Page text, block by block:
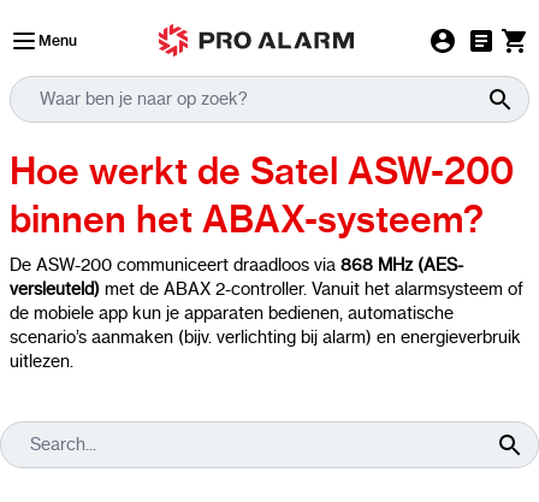
Menu
Hoe werkt de Satel ASW-200
binnen het ABAX-systeem?
De ASW-200 communiceert draadloos via 868 MHz (AES-
versleuteld) met de ABAX 2-controller. Vanuit het alarmsysteem of
de mobiele app kun je apparaten bedienen, automatische
scenario’s aanmaken (bijv. verlichting bij alarm) en energieverbruik
uitlezen.